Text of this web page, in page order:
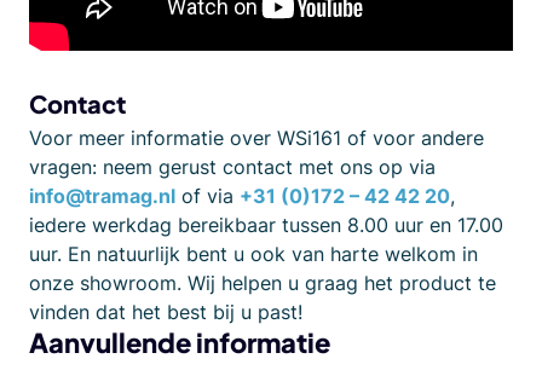
Contact
Voor meer informatie over WSi161 of voor andere
vragen: neem gerust contact met ons op via
info@tramag.nl of via +31 (0)172 – 42 42 20,
iedere werkdag bereikbaar tussen 8.00 uur en 17.00
uur. En natuurlijk bent u ook van harte welkom in
onze showroom. Wij helpen u graag het product te
vinden dat het best bij u past!
Aanvullende informatie